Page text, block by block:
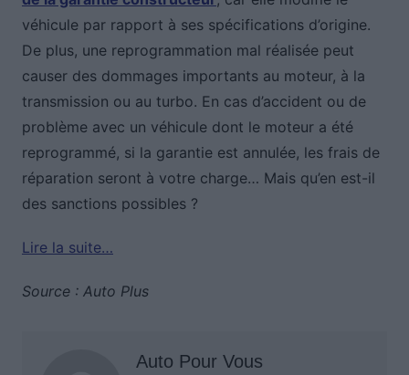
véhicule par rapport à ses spécifications d’origine.
De plus, une reprogrammation mal réalisée peut
causer des dommages importants au moteur, à la
transmission ou au turbo. En cas d’accident ou de
problème avec un véhicule dont le moteur a été
reprogrammé, si la garantie est annulée, les frais de
réparation seront à votre charge… Mais qu’en est-il
des sanctions possibles ?
Lire la suite…
Source : Auto Plus
Auto Pour Vous